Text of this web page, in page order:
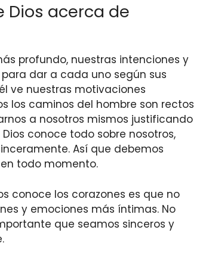
Dios acerca de
profundo, nuestras intenciones y
para dar a cada uno según sus
ve nuestras motivaciones
los caminos del hombre son rectos
a nosotros mismos justificando
conoce todo sobre nosotros,
Así que debemos
todo momento.
conoce los corazones es que no
y emociones más íntimas. No
que seamos sinceros y